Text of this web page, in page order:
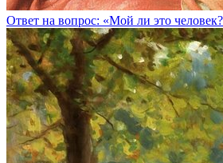
Ответ на вопрос: «Мой ли это